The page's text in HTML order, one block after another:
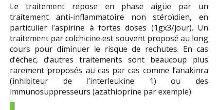
Le traitement repose en phase aigüe par un
traitement anti-inflammatoire non stéroïdien, en
particulier l’aspirine à fortes doses (1gx3/jour). Un
traitement par colchicine est souvent proposé au long
cours pour diminuer le risque de rechutes. En cas
d’échec, d’autres traitements sont beaucoup plus
rarement proposés au cas par cas comme l’anakinra
(inhibiteur de l’interleukine 1) ou des
immunosuppresseurs (azathioprine par exemple).